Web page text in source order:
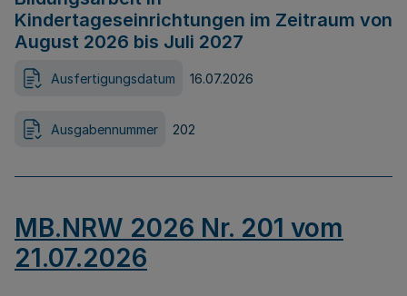
Kindertageseinrichtungen im Zeitraum von
August 2026 bis Juli 2027
Ausfertigungsdatum 16.07.2026
Ausgabennummer 202
MB.NRW 2026 Nr. 201 vom
21.07.2026